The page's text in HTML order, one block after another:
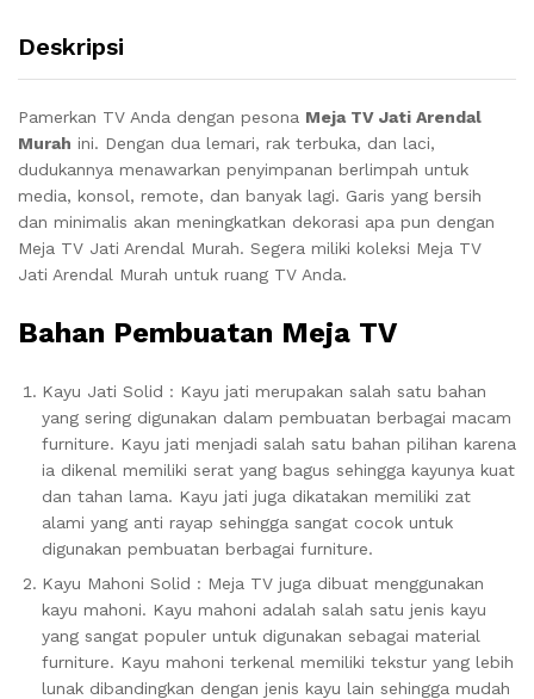
Deskripsi
Pamerkan TV Anda dengan pesona Meja TV Jati Arendal
Murah ini. Dengan dua lemari, rak terbuka, dan laci,
dudukannya menawarkan penyimpanan berlimpah untuk
media, konsol, remote, dan banyak lagi. Garis yang bersih
dan minimalis akan meningkatkan dekorasi apa pun dengan
Meja TV Jati Arendal Murah. Segera miliki koleksi Meja TV
Jati Arendal Murah untuk ruang TV Anda.
Bahan Pembuatan Meja TV
Kayu Jati Solid : Kayu jati merupakan salah satu bahan
yang sering digunakan dalam pembuatan berbagai macam
furniture. Kayu jati menjadi salah satu bahan pilihan karena
ia dikenal memiliki serat yang bagus sehingga kayunya kuat
dan tahan lama. Kayu jati juga dikatakan memiliki zat
alami yang anti rayap sehingga sangat cocok untuk
digunakan pembuatan berbagai furniture.
Kayu Mahoni Solid : Meja TV juga dibuat menggunakan
kayu mahoni. Kayu mahoni adalah salah satu jenis kayu
yang sangat populer untuk digunakan sebagai material
furniture. Kayu mahoni terkenal memiliki tekstur yang lebih
lunak dibandingkan dengan jenis kayu lain sehingga mudah